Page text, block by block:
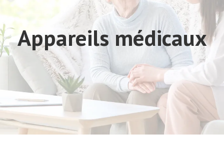
Appareils médicaux